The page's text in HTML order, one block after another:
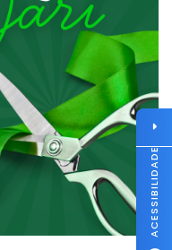
ACESSIBILIDADE